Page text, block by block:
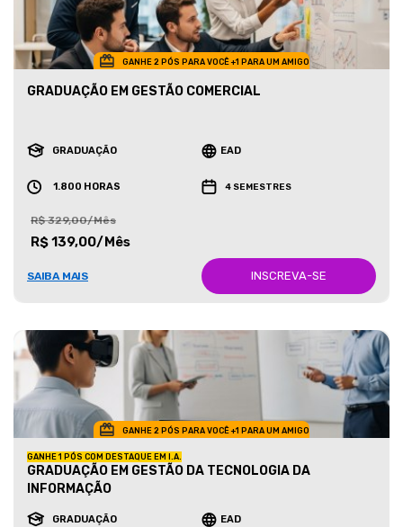
GANHE 2 PÓS PARA VOCÊ +1 PARA UM AMIGO
GRADUAÇÃO EM GESTÃO COMERCIAL
GRADUAÇÃO EAD
1.800 HORAS 4 SEMESTRES
R$ 329,00/Mês
R$ 139,00/Mês
SAIBA MAIS INSCREVA-SE
GANHE 2 PÓS PARA VOCÊ +1 PARA UM AMIGO
GANHE 1 PÓS COM DESTAQUE EM I.A.
GRADUAÇÃO EM GESTÃO DA TECNOLOGIA DA
INFORMAÇÃO
GRADUAÇÃO EAD